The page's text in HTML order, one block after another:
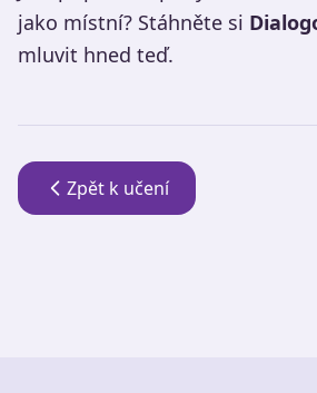
jako místní? Stáhněte si
mluvit hned teď.
Zpět k učení